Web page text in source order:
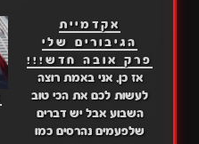
אקדמיית
הגיבורים שלי
פרק אובה חדש!!!
אז כן, אני באמת רוצה
לעשות לכם את הכי טוב
השבוע אבל יש דברים
שלפעמים נהרסים כמו